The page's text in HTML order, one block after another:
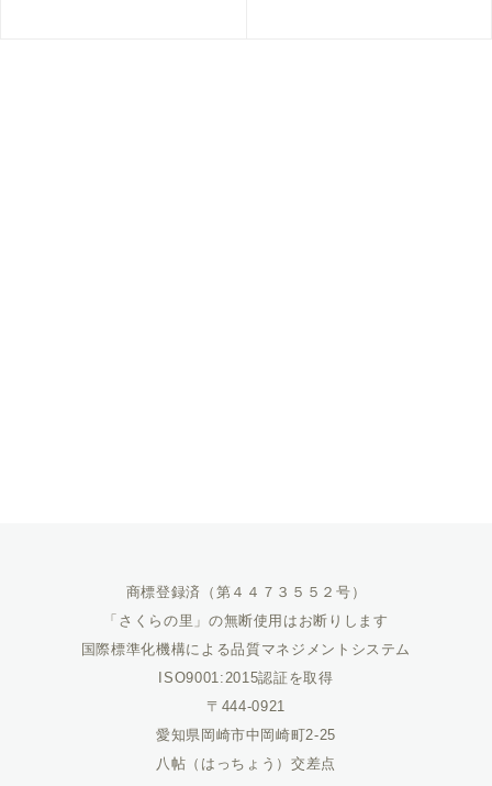
商標登録済（第４４７３５５２号）
「さくらの里」の無断使用はお断りします
国際標準化機構による品質マネジメントシステム
ISO9001:2015認証を取得
〒444-0921
愛知県岡崎市中岡崎町2-25
八帖（はっちょう）交差点